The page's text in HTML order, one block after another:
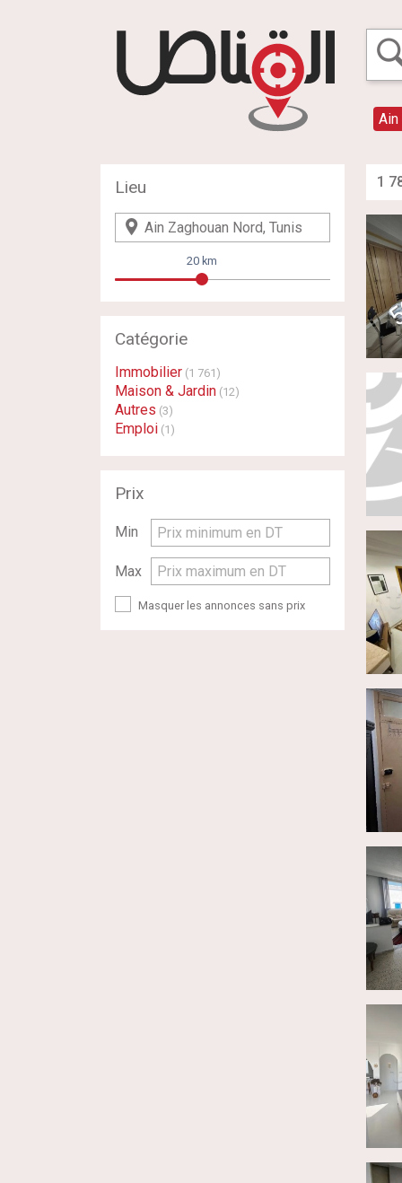
1
Lieu
20 km
Catégorie
Immobilier (1 761)
Maison & Jardin (12)
Autres (3)
Emploi (1)
Prix
Min Prix minimum en DT
Max Prix maximum en DT
Masquer les annonces sans prix